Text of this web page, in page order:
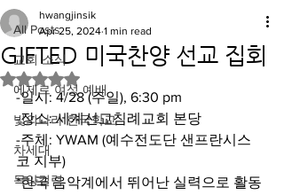
All Posts
교회 소식
에제르 여성 예배
빛의나라 한국학교
차세대
목양컬럼
GIFTED 미국찬양 선교 집회
hwangjinsik
Apr 25, 2024 1 min read
Rated NaN out of 5 stars.
-일시: 4/28 (주일), 6:30 pm
-장소: 세계선교침례교회 본당
-주체: YWAM (예수전도단 샌프란시스
코 지부)
*한국 음악계에서 뛰어난 실력으로 활동